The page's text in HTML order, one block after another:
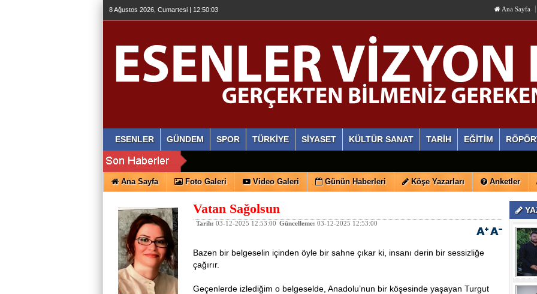
8 Ağustos 2026, Cumartesi | 12:50:04 Ana Sayfa
ESENLER GÜNDEM SPOR TÜRKİYE SİYASET KÜLTÜR SANAT TARİH EĞİTİM
Ana Sayfa Foto Galeri Video Galeri Günün Haberleri Köşe Yazarları Anketler
Vatan Sağolsun
Tarih: 03-12-2025 12:53:00 Güncelleme: 03-12-2025 12:53:00
Bazen bir belgeselin içinden öyle bir sahne çıkar ki, insanı derin bir sessizliğe
çağırır.
Geçenlerde izlediğim o belgeselde, Anadolu’nun bir köşesinde yaşayan Turgut